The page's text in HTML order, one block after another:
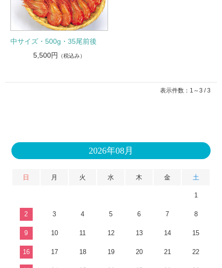
中サイズ・500g・35尾前後
5,500円 （税込み）
表示件数：1～3 / 3
2026年08月
日 月 火 水 木 金 土
1
2 3 4 5 6 7 8
9 10 11 12 13 14 15
16 17 18 19 20 21 22